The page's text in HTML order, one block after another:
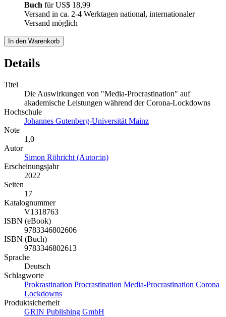
Buch fürUS$ 18,99
Versand in ca. 2-4 Werktagen national, internationaler
Versand möglich
In den Warenkorb
Details
Titel
Die Auswirkungen von "Media-Procrastination" auf
akademische Leistungen während der Corona-Lockdowns
Hochschule
Johannes Gutenberg-Universität Mainz
Note
1,0
Autor
Simon Röhricht (Autor:in)
Erscheinungsjahr
2022
Seiten
17
Katalognummer
V1318763
ISBN (eBook)
9783346802606
ISBN (Buch)
9783346802613
Sprache
Deutsch
Schlagworte
Prokrastination Procrastination Media-Procrastination Corona
Lockdowns
Produktsicherheit
GRIN Publishing GmbH